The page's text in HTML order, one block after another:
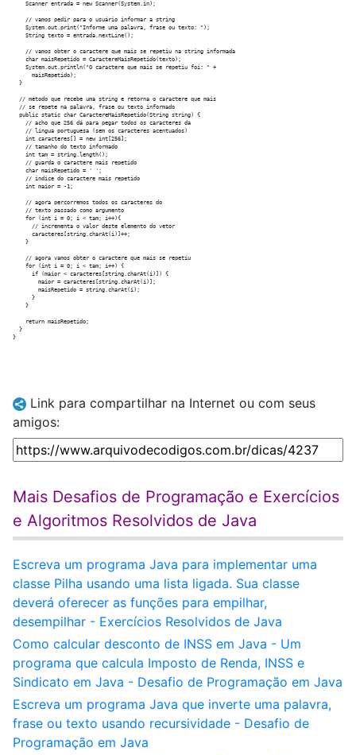
    Scanner entrada = new Scanner(System.in);
    // vamos pedir para o usuário informar a string
    System.out.print("Informe uma palavra, frase ou texto: ");
    String texto = entrada.nextLine();
    // vamos obter o caractere que mais se repetiu na string informada
    char maisRepetido = CaractereMaisRepetido(texto);
    System.out.println("O caractere que mais se repetiu foi: " +
      maisRepetido);
  }
  // método que recebe uma string e retorna o caractere que mais
  // se repete na palavra, frase ou texto informado
  public static char CaractereMaisRepetido(String string) {
    // acho que 256 dá para pegar todos os caracteres da
    // língua portuguesa (sem os caracteres acentuados)
    int caracteres[] = new int[256];
    // tamanho do texto informado
    int tam = string.length();
    // guarda o caractere mais repetido
    char maisRepetido = ' ';
    // índice do caractere mais repetido
    int maior = -1;
    // agora percorremos todos os caracteres do
    // texto passado como argumento
    for (int i = 0; i < tam; i++){
      // incrementa o valor deste elemento do vetor
      caracteres[string.charAt(i)]++;
    }
    // agora vamos obter o caractere que mais se repetiu
    for (int i = 0; i < tam; i++) {
      if (maior < caracteres[string.charAt(i)]) {
        maior = caracteres[string.charAt(i)];
        maisRepetido = string.charAt(i);
      }
    }
    return maisRepetido;
  }
Link para compartilhar na Internet ou com seus
amigos:
Mais Desafios de Programação e Exercícios
e Algoritmos Resolvidos de Java
Escreva um programa Java para implementar uma
classe Pilha usando uma lista ligada. Sua classe
deverá oferecer as funções para empilhar,
desempilhar - Exercícios Resolvidos de Java
Como calcular desconto de INSS em Java - Um
programa que calcula Imposto de Renda, INSS e
Sindicato em Java - Desafio de Programação em Java
Escreva um programa Java que inverte uma palavra,
frase ou texto usando recursividade - Desafio de
Programação em Java